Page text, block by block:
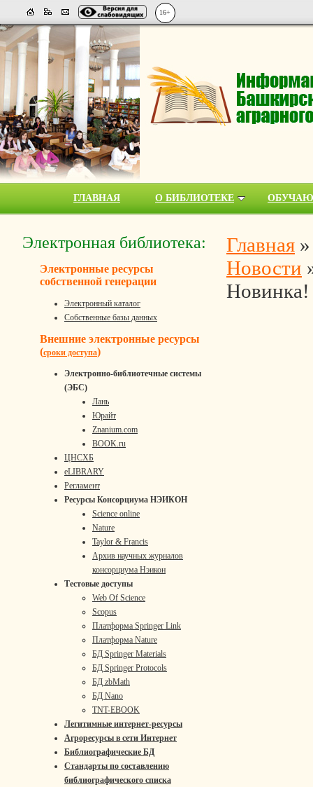
16+
ГЛАВНАЯ О БИБЛИОТЕКЕ
Электронная библиотека:
Электронные ресурсы
собственной генерации
Электронный каталог
Собственные базы данных
Внешние электронные ресурсы
(сроки доступа)
Электронно-библиотечные системы
(ЭБС)
Лань
Юрайт
Znanium.com
BOOK.ru
ЦНСХБ
eLIBRARY
Регламент
Ресурсы Консорциума НЭИКОН
Science online
Nature
Taylor & Francis
Архив научных журналов
консорциума Нэикон
Тестовые доступы
Web Of Science
Scopus
Платформа Springer Link
Платформа Nature
БД Springer Materials
БД Springer Protocols
БД zbMath
БД Nano
TNT-EBOOK
Легитимные интернет-ресурсы
Агроресурсы в сети Интернет
Библиографические БД
Стандарты по составлению
библиографического списка
Главная
Новости
Новинка!